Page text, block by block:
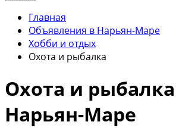
Главная
Объявления в Нарьян-Маре
Хобби и отдых
Охота и рыбалка
Охота и
Нарьян-Маре